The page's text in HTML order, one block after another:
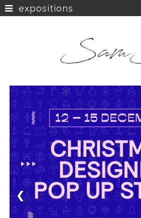
>
shop
instagram >
06 2748
Kvk: SamS -
expositions